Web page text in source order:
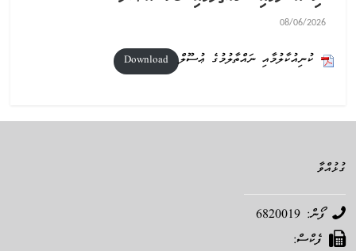
08/06/2026
ކުނިއުކާލުމާއި ނައްތާލުމުގެ ޢުސޫލް Download
ގުޅުއްވާ
ފޯން: 6820019
ފެކްސް: